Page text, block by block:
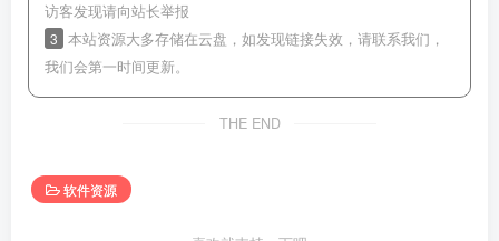
访客发现请向站长举报
3 本站资源大多存储在云盘，如发现链接失效，请联系我们，
我们会第一时间更新。
THE END
软件资源